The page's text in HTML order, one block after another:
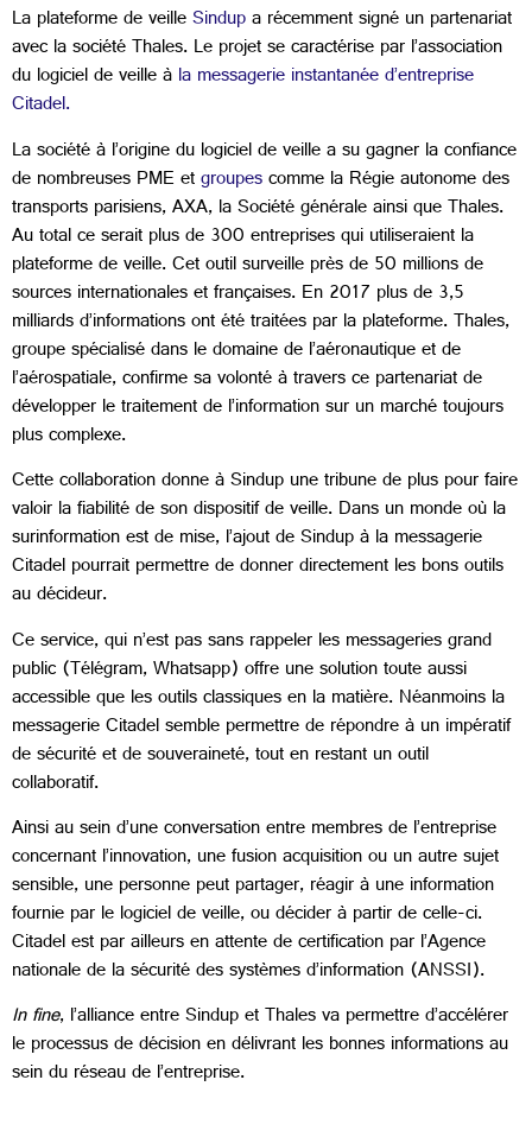
La plateforme de veilleSindupa récemment signé un partenariat
avec la société Thales. Le projet se caractérise par l’association
du logiciel de veille àla messagerie instantanée d’entreprise
Citadel.
La société à l’origine du logiciel de veille a su gagner la confiance
de nombreuses PME etgroupescomme la Régie autonome des
transports parisiens, AXA, la Société générale ainsi que Thales.
Au total ce serait plus de 300 entreprises qui utiliseraient la
plateforme de veille. Cet outil surveille près de 50 millions de
sources internationales et françaises. En 2017 plus de 3,5
milliards d’informations ont été traitées par la plateforme. Thales,
groupe spécialisé dans le domaine de l’aéronautique et de
l’aérospatiale, confirme sa volonté à travers ce partenariat de
développer le traitement de l’information sur un marché toujours
plus complexe.
Cette collaboration donne à Sindup une tribune de plus pour faire
valoir la fiabilité de son dispositif de veille. Dans un monde où la
surinformation est de mise, l’ajout de Sindup à la messagerie
Citadel pourrait permettre de donner directement les bons outils
au décideur.
Ce service, qui n’est pas sans rappeler les messageries grand
public (Télégram, Whatsapp) offre une solution toute aussi
accessible que les outils classiques en la matière. Néanmoins la
messagerie Citadel semble permettre de répondre à un impératif
de sécurité et de souveraineté, tout en restant un outil
collaboratif.
Ainsi au sein d’une conversation entre membres de l’entreprise
concernant l’innovation, une fusion acquisition ou un autre sujet
sensible, une personne peut partager, réagir à une information
fournie par le logiciel de veille, ou décider à partir de celle-ci.
Citadel est par ailleurs en attente de certification par l’Agence
nationale de la sécurité des systèmes d’information (ANSSI).
In fine, l’alliance entre Sindup et Thales va permettre d’accélérer
le processus de décision en délivrant les bonnes informations au
sein du réseau de l’entreprise.